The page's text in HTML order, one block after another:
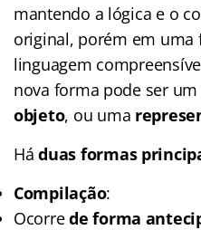
mantendo a lógica e o
original, porém em
linguagem
nova forma pode ser um
objeto, ou uma
Háduas formas
Compilação:
Ocorrede forma